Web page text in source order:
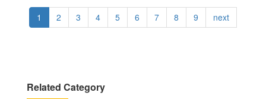
Pagination
Current
page
1 Page
2 Page
3 Page
4 Page
5 Page
6 Page
7 Page
8 Page
9
Next
page
next
Related Category